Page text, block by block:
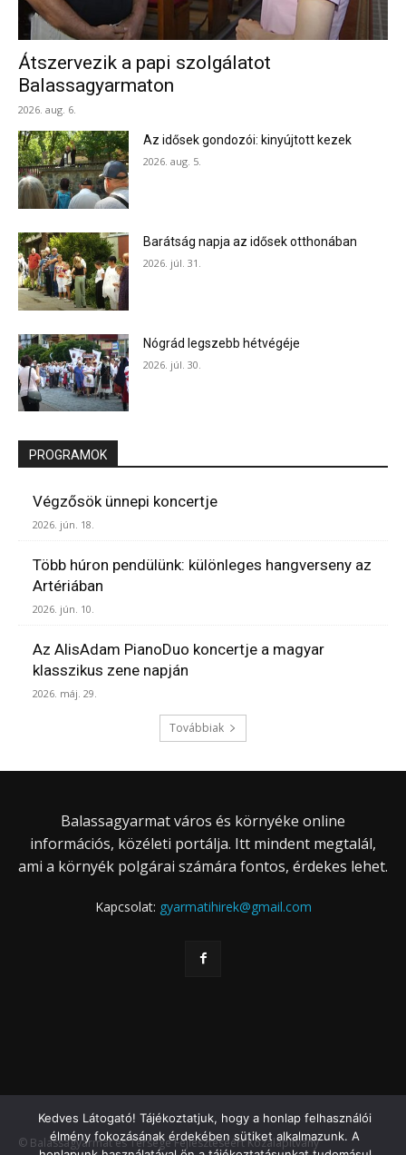
Átszervezik a papi szolgálatot
Balassagyarmaton
2026. aug. 6.
Az idősek gondozói: kinyújtott kezek
2026. aug. 5.
Barátság napja az idősek otthonában
2026. júl. 31.
Nógrád legszebb hétvégéje
2026. júl. 30.
PROGRAMOK
Végzősök ünnepi koncertje
2026. jún. 18.
Több húron pendülünk: különleges hangverseny az
Artériában
2026. jún. 10.
Az AlisAdam PianoDuo koncertje a magyar
klasszikus zene napján
2026. máj. 29.
Továbbiak
Balassagyarmat város és környéke online
információs, közéleti portálja. Itt mindent megtalál,
ami a környék polgárai számára fontos, érdekes lehet.
Kapcsolat: gyarmatihirek@gmail.com
© Balassagyarmat és Térsége Fejlesztéséért Közalapítvány
Kedves Látogató! Tájékoztatjuk, hogy a honlap felhasználói
élmény fokozásának érdekében sütiket alkalmazunk. A